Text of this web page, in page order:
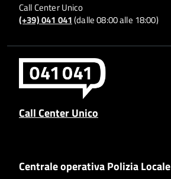
Call Center Unico
(+39) 041 041(dalle 08:00 alle 18:00)
Call Center Unico
Centrale operativa Polizia Locale